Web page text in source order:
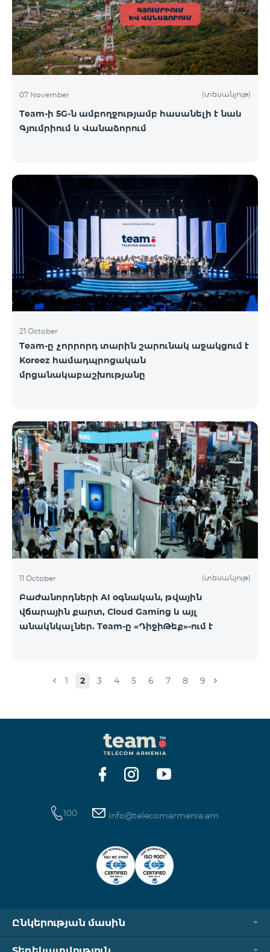
07 November (տեսանյութ)
Team-ի 5G-ն ամբողջությամբ հասանելի է նաև
Գյումրիում և Վանաձորում
21 October
Team-ը չորրորդ տարին շարունակ աջակցում է
Koreez համադպրոցական
մրցանակաբաշխությանը
11 October (տեսանյութ)
Բաժանորդների AI օգնական, թվային
վճարային քարտ, Cloud Gaming և այլ
անակնկալներ. Team-ը «ԴիջիԹեք»-ում է
1 2 3 4 5 6 7 8 9
100 info@telecomarmenia.am
Ընկերության մասին